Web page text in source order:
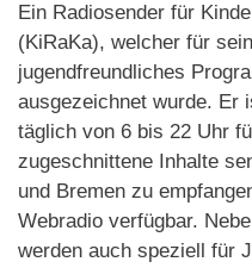
Ein Radiosender für
(KiRaKa), welcher für
jugendfreundliches
ausgezeichnet wurde. Er
täglich von 6 bis 22 Uhr
zugeschnittene Inhalte
und Bremen zu
Webradio verfügbar.
werden auch speziell für